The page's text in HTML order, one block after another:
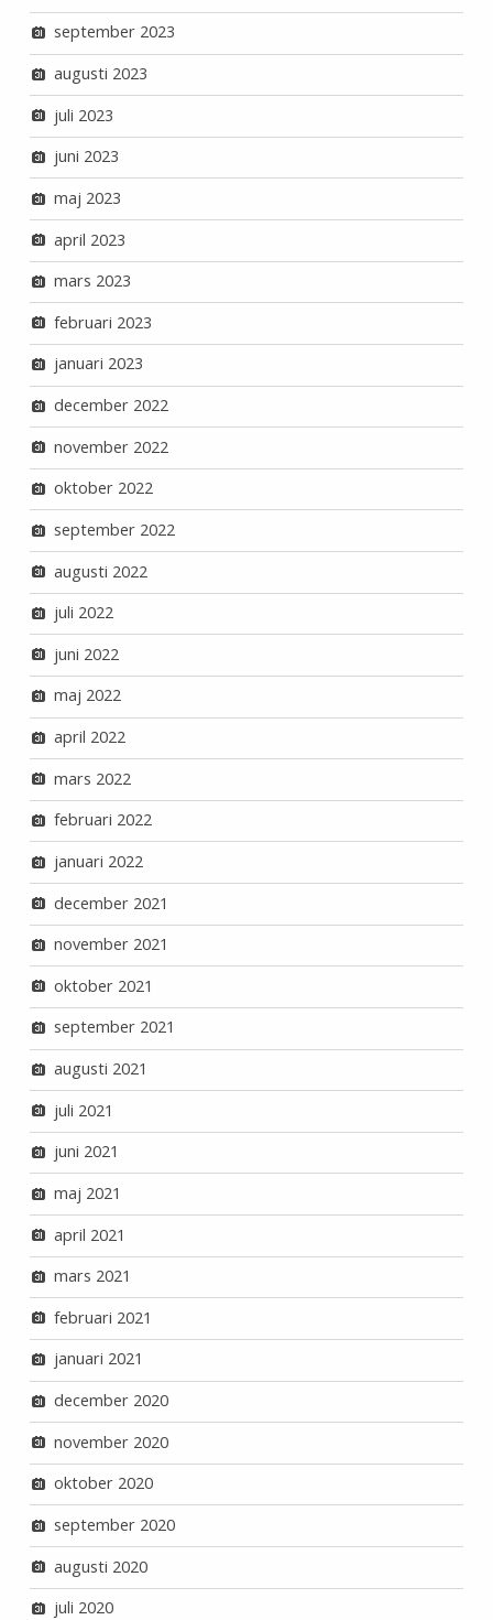
september 2023
augusti 2023
juli 2023
juni 2023
maj 2023
april 2023
mars 2023
februari 2023
januari 2023
december 2022
november 2022
oktober 2022
september 2022
augusti 2022
juli 2022
juni 2022
maj 2022
april 2022
mars 2022
februari 2022
januari 2022
december 2021
november 2021
oktober 2021
september 2021
augusti 2021
juli 2021
juni 2021
maj 2021
april 2021
mars 2021
februari 2021
januari 2021
december 2020
november 2020
oktober 2020
september 2020
augusti 2020
juli 2020